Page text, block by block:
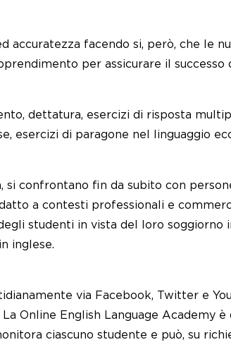
facendo si, però, che le
per assicurare il successo
dettatura, esercizi di risposta
esercizi di paragone nel linguaggio
confrontano fin da subito con
a contesti professionali e
studenti in vista del loro soggiorno
inglese.
via Facebook, Twitter e
Online English Language Academy
ciascuno studente e può, su